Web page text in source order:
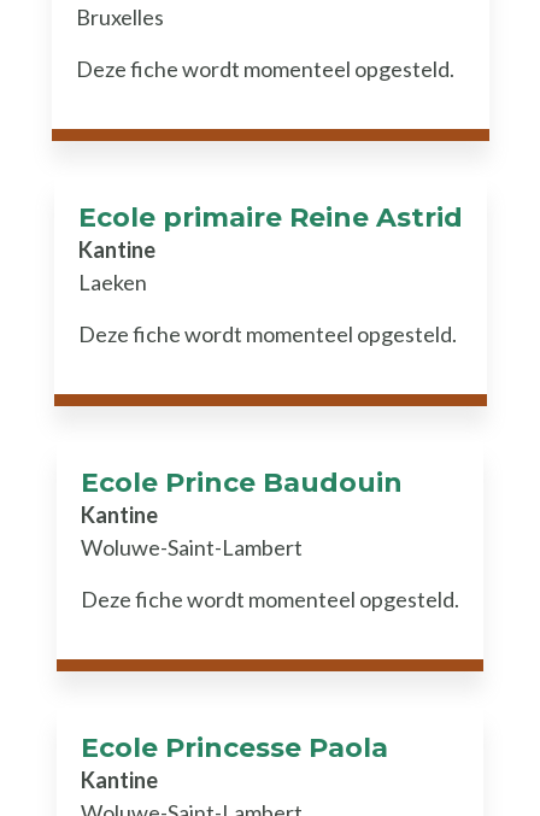
Bruxelles
Deze fiche wordt momenteel opgesteld.
Ecole primaire Reine Astrid
Kantine
Laeken
Deze fiche wordt momenteel opgesteld.
Ecole Prince Baudouin
Kantine
Woluwe-Saint-Lambert
Deze fiche wordt momenteel opgesteld.
Ecole Princesse Paola
Kantine